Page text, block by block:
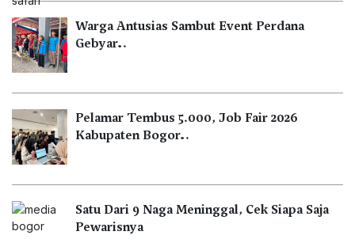
Warga Antusias Sambut Event Perdana
Gebyar…
Pelamar Tembus 5.000, Job Fair 2026
Kabupaten Bogor…
Satu Dari 9 Naga Meninggal, Cek Siapa Saja
Pewarisnya